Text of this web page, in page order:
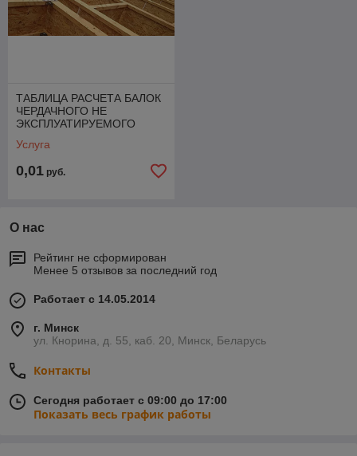
двутавровых балок.
ТАБЛИЦА РАСЧЕТА БАЛОК
ЧЕРДАЧНОГО НЕ
ЭКСПЛУАТИРУЕМОГО
нагрузки 250 кг/м2
Услуга
0,01 руб.
О нас
Рейтинг не сформирован
Менее 5 отзывов за последний год
Работает с 14.05.2014
г. Минск
ул. Кнорина, д. 55, каб. 20, Минск, Беларусь
Контакты
Сегодня работает с 09:00 до 17:00
Показать весь график работы